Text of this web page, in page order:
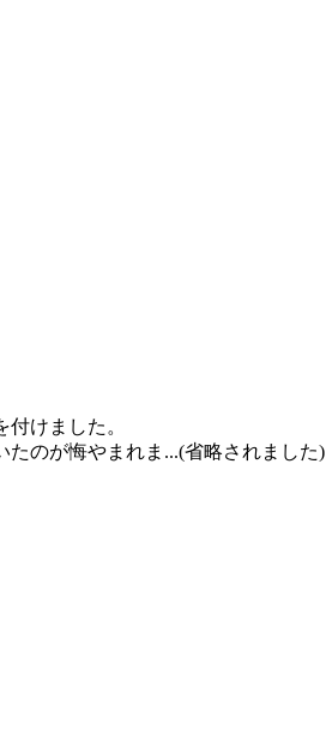
けました。
のが悔やまれま...(省略されました)